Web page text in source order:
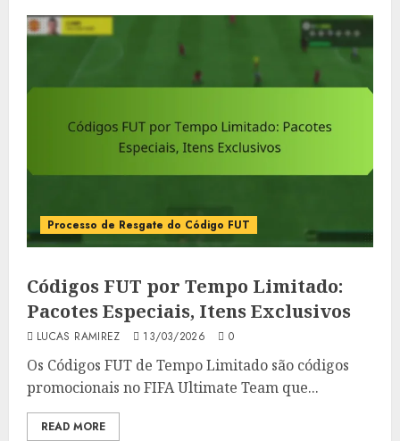
Processo de Resgate do Código FUT
Códigos FUT por Tempo Limitado:
Pacotes Especiais, Itens Exclusivos
LUCAS RAMIREZ 13/03/2026 0
Os Códigos FUT de Tempo Limitado são códigos
promocionais no FIFA Ultimate Team que...
READ MORE